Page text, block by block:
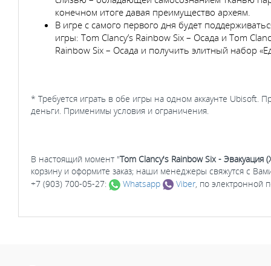
конечном итоге давая преимущество археям.
В игре с самого первого дня будет
игры: Tom Clancy’s Rainbow Six – Осада и Tom
Rainbow Six – Осада и получить элитный набор
* Требуется играть в обе игры на одном аккаунте Ubisoft.
деньги. Применимы условия и ограничения.
В настоящий момент "Tom Clancy's Rainbow Six - Эвакуация
корзину и оформите заказ; наши менеджеры свяжутся с
+7 (903) 700-05-27:
Whatsapp Viber, по электронной